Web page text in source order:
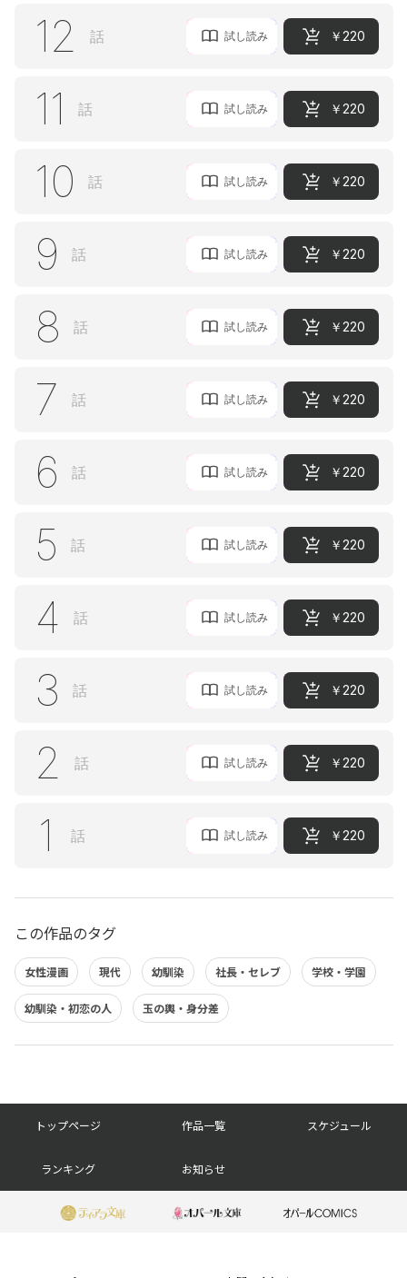
12 話 試し読み ￥220
11 話 試し読み ￥220
10 話 試し読み ￥220
9 話 試し読み ￥220
8 話 試し読み ￥220
7 話 試し読み ￥220
6 話 試し読み ￥220
5 話 試し読み ￥220
4 話 試し読み ￥220
3 話 試し読み ￥220
2 話 試し読み ￥220
1 話 試し読み ￥220
この作品のタグ
女性漫画 現代 幼馴染 社長・セレブ 学校・学園
幼馴染・初恋の人 玉の輿・身分差
タ
トップページ 作品一覧 スケジュール
ランキング お知らせ